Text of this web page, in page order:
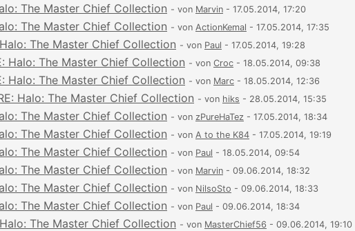
The Master Chief Collection - von Marvin - 17.05.2014, 17:20
The Master Chief Collection - von ActionKemal - 17.05.2014, 17:35
The Master Chief Collection - von Paul - 17.05.2014, 19:28
Halo: The Master Chief Collection - von Croc - 18.05.2014, 09:38
Halo: The Master Chief Collection - von Marc - 18.05.2014, 12:36
Halo: The Master Chief Collection - von hiks - 28.05.2014, 15:35
The Master Chief Collection - von zPureHaTez - 17.05.2014, 18:34
The Master Chief Collection - von A to the K84 - 17.05.2014, 19:19
The Master Chief Collection - von Paul - 18.05.2014, 09:54
The Master Chief Collection - von Marvin - 09.06.2014, 18:32
The Master Chief Collection - von NilsoSto - 09.06.2014, 18:33
The Master Chief Collection - von Paul - 09.06.2014, 18:34
The Master Chief Collection - von MasterChief56 - 09.06.2014, 19:10